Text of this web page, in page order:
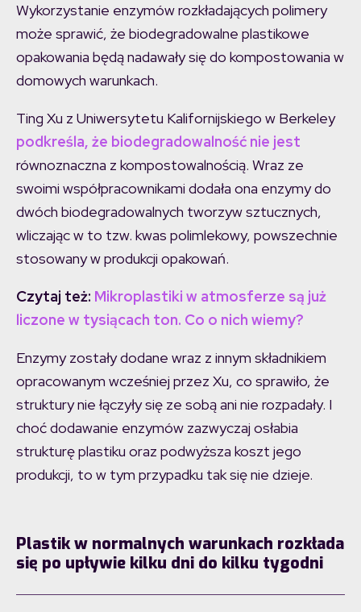
Wykorzystanie enzymów rozkładających polimery
może sprawić, że biodegradowalne plastikowe
opakowania będą nadawały się do kompostowania w
domowych warunkach.
Ting Xu z Uniwersytetu Kalifornijskiego w Berkeley
podkreśla, że biodegradowalność nie jest
równoznaczna z kompostowalnością. Wraz ze
swoimi współpracownikami dodała ona enzymy do
dwóch biodegradowalnych tworzyw sztucznych,
wliczając w to tzw. kwas polimlekowy, powszechnie
stosowany w produkcji opakowań.
Czytaj też: Mikroplastiki w atmosferze są już
liczone w tysiącach ton. Co o nich wiemy?
Enzymy zostały dodane wraz z innym składnikiem
opracowanym wcześniej przez Xu, co sprawiło, że
struktury nie łączyły się ze sobą ani nie rozpadały. I
choć dodawanie enzymów zazwyczaj osłabia
strukturę plastiku oraz podwyższa koszt jego
produkcji, to w tym przypadku tak się nie dzieje.
Plastik w normalnych warunkach rozkłada
się po upływie kilku dni do kilku tygodni